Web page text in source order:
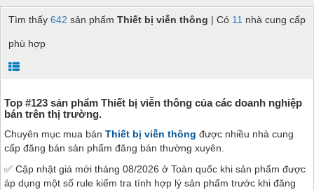
Tìm thấy 642 sản phẩm Thiết bị viễn thông | Có 11 nhà cung cấp
phù hợp
Top #123 sản phẩm Thiết bị viễn thông của các doanh nghiệp
bán trên thị trường.
Chuyên mục mua bán Thiết bị viễn thông được nhiều nhà cung
cấp đăng bán sản phẩm đăng bán thường xuyên.
✅ Cập nhật giá mới tháng 08/2026 ở Toàn quốc khi sản phẩm được
áp dụng một số rule kiểm tra tính hợp lý sản phẩm trước khi đăng